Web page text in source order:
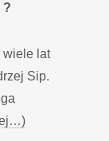
wiele lat
Sip.